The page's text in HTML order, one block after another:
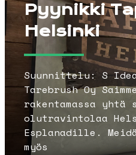
Pyynikki
Helsinki
Suunnittelu: S
Tarebrush Oy
rakentamassa yhtä
olutravintolaa
Esplanadille.
myös